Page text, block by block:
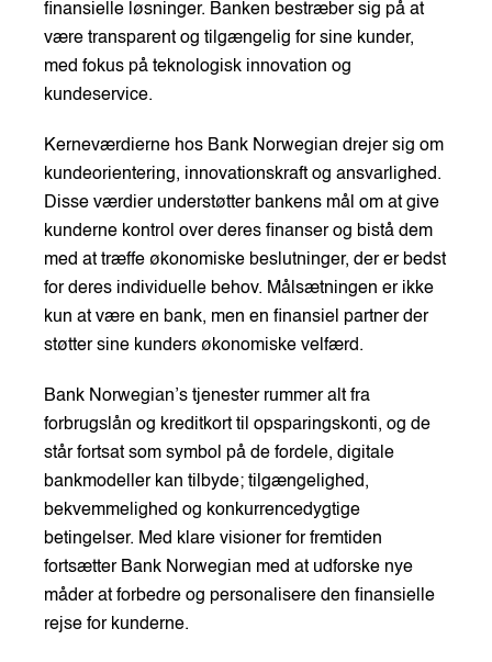
finansielle løsninger. Banken bestræber sig på at
være transparent og tilgængelig for sine kunder,
med fokus på teknologisk innovation og
kundeservice.
Kerneværdierne hos Bank Norwegian drejer sig om
kundeorientering, innovationskraft og ansvarlighed.
Disse værdier understøtter bankens mål om at give
kunderne kontrol over deres finanser og bistå dem
med at træffe økonomiske beslutninger, der er bedst
for deres individuelle behov. Målsætningen er ikke
kun at være en bank, men en finansiel partner der
støtter sine kunders økonomiske velfærd.
Bank Norwegian’s tjenester rummer alt fra
forbrugslån og kreditkort til opsparingskonti, og de
står fortsat som symbol på de fordele, digitale
bankmodeller kan tilbyde; tilgængelighed,
bekvemmelighed og konkurrencedygtige
betingelser. Med klare visioner for fremtiden
fortsætter Bank Norwegian med at udforske nye
måder at forbedre og personalisere den finansielle
rejse for kunderne.